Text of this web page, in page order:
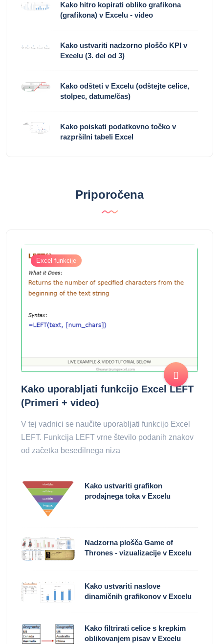
Kako hitro kopirati obliko grafikona
(grafikona) v Excelu - video
Kako ustvariti nadzorno ploščo KPI v
Excelu (3. del od 3)
Kako odšteti v Excelu (odštejte celice,
stolpec, datume/čas)
Kako poiskati podatkovno točko v
razpršilni tabeli Excel
Priporočena
Excel funkcije
Kako uporabljati funkcijo Excel LEFT
(Primeri + video)
V tej vadnici se naučite uporabljati funkcijo Excel
LEFT. Funkcija LEFT vrne število podanih znakov
od začetka besedilnega niza
Kako ustvariti grafikon
prodajnega toka v Excelu
Nadzorna plošča Game of
Thrones - vizualizacije v Excelu
Kako ustvariti naslove
dinamičnih grafikonov v Excelu
Kako filtrirati celice s krepkim
oblikovanjem pisav v Excelu